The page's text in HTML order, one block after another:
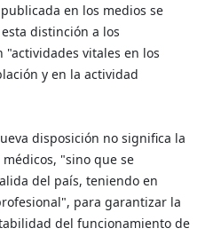
en los medios se
distinción a los
vitales en los
y en la actividad
disposición no significa la
"sino que se
del país, teniendo en
para garantizar la
del funcionamiento de